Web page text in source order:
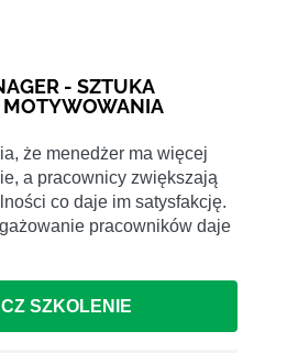
- SZTUKA
MOTYWOWANIA
że menedżer ma więcej
a pracownicy zwiększają
co daje im satysfakcję.
pracowników daje
SZKOLENIE